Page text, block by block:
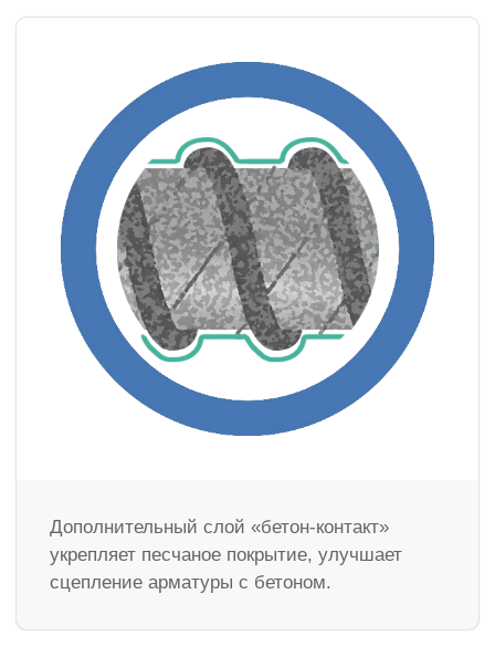
Дополнительный слой «бетон-контакт»
укрепляет песчаное покрытие, улучшает
сцепление арматуры с бетоном.